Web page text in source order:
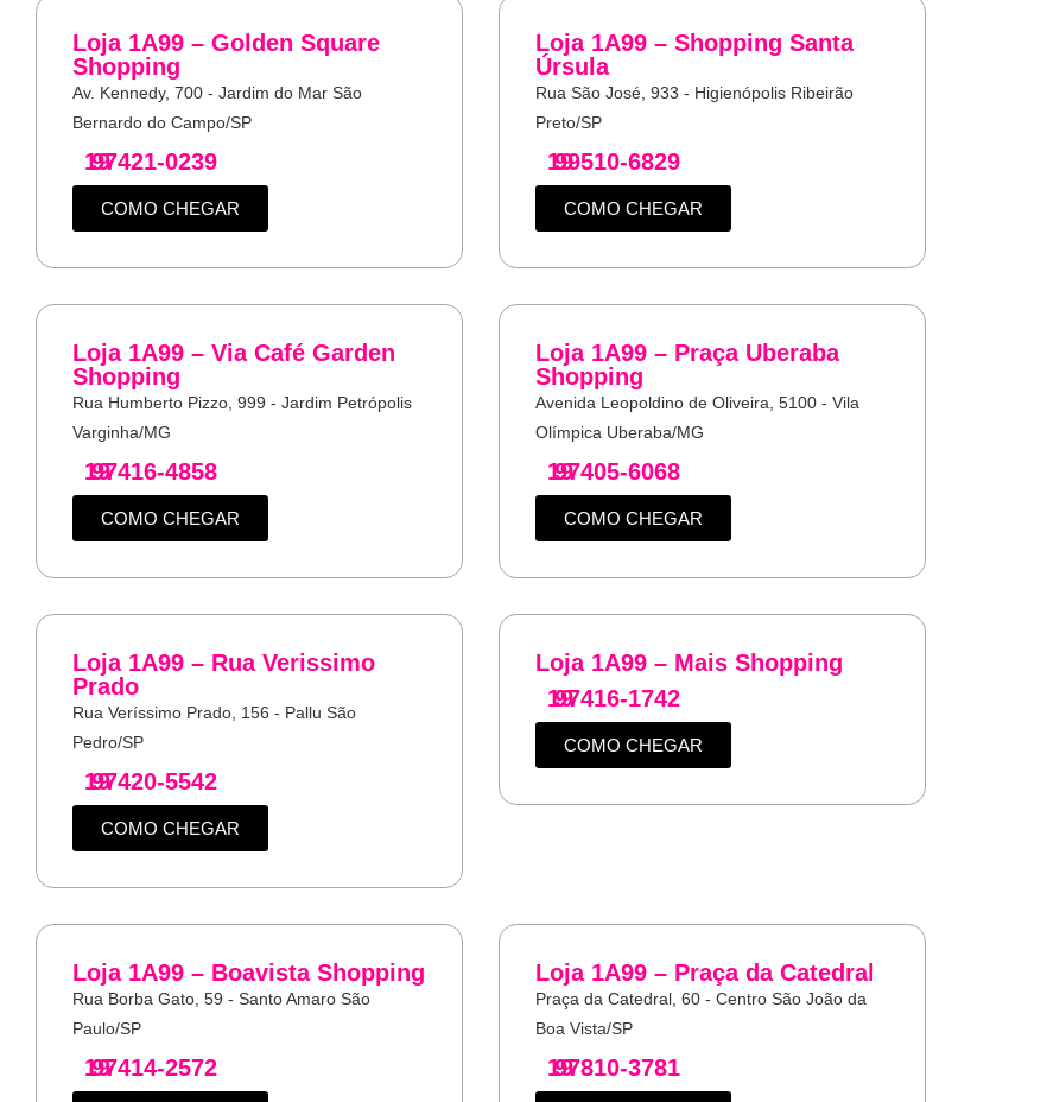
Loja 1A99 – Golden Square
Shopping
Av. Kennedy, 700 - Jardim do Mar São
Bernardo do Campo/SP
19
97421-0239
COMO CHEGAR
Loja 1A99 – Shopping Santa
Úrsula
Rua São José, 933 - Higienópolis Ribeirão
Preto/SP
19
99510-6829
COMO CHEGAR
Loja 1A99 – Via Café Garden
Shopping
Rua Humberto Pizzo, 999 - Jardim Petrópolis
Varginha/MG
19
97416-4858
COMO CHEGAR
Loja 1A99 – Praça Uberaba
Shopping
Avenida Leopoldino de Oliveira, 5100 - Vila
Olímpica Uberaba/MG
19
97405-6068
COMO CHEGAR
Loja 1A99 – Rua Verissimo
Prado
Rua Veríssimo Prado, 156 - Pallu São
Pedro/SP
19
97420-5542
COMO CHEGAR
Loja 1A99 – Mais Shopping
19
97416-1742
COMO CHEGAR
Loja 1A99 – Boavista Shopping
Rua Borba Gato, 59 - Santo Amaro São
Paulo/SP
19
97414-2572
Loja 1A99 – Praça da Catedral
Praça da Catedral, 60 - Centro São João da
Boa Vista/SP
19
97810-3781